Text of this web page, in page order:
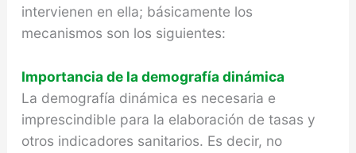
intervienen en ella; básicamente los
mecanismos son los siguientes:
Importancia de la demografía dinámica
La demografía dinámica es necesaria e
imprescindible para la elaboración de tasas y
otros indicadores sanitarios. Es decir, no